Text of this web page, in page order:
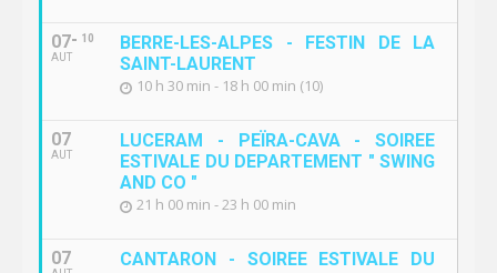
07
AUT
10
BERRE-LES-ALPES - FESTIN DE LA
SAINT-LAURENT
10 h 30 min - 18 h 00 min (10)
07
AUT
LUCERAM - PEÏRA-CAVA - SOIREE
ESTIVALE DU DEPARTEMENT " SWING
AND CO "
21 h 00 min - 23 h 00 min
07
CANTARON - SOIREE ESTIVALE DU